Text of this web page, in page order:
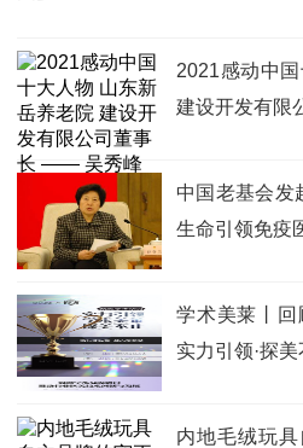
2021感动中
建设开发有
中国老基会发
生命引领免疫
学术美莱丨回
实力引领·探美
内地毛绒玩